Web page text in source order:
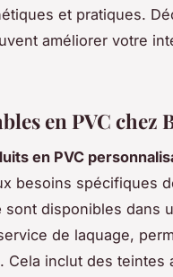
et pratiques.
améliorer votre
en PVC chez
en PVC
besoins spécifiques
sont disponibles dans
de laquage,
Cela inclut des teintes